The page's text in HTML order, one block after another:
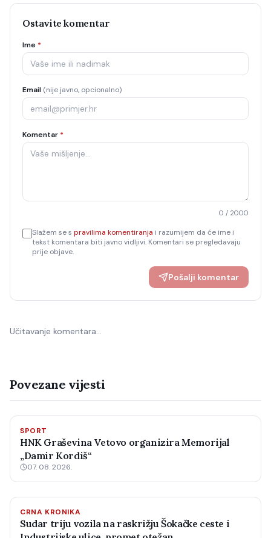
Ostavite komentar
Ime *
Email (nije javno, opcionalno)
Komentar *
0 / 2000
Slažem se s pravilima komentiranja i razumijem da će ime i
tekst komentara biti javno vidljivi. Komentari se pregledavaju
prije objave.
Pošalji komentar
Učitavanje komentara…
Povezane vijesti
SPORT
HNK Graševina Vetovo organizira Memorijal
„Damir Kordiš“
07. 08. 2026.
CRNA KRONIKA
Sudar triju vozila na raskrižju Šokačke ceste i